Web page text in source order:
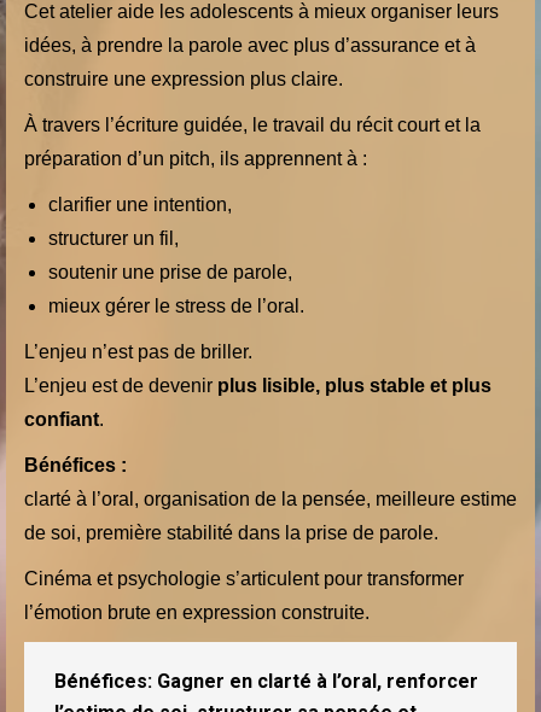
Cet atelier aide les adolescents à mieux organiser leurs
idées, à prendre la parole avec plus d’assurance et à
construire une expression plus claire.
À travers l’écriture guidée, le travail du récit court et la
préparation d’un pitch, ils apprennent à :
clarifier une intention,
structurer un fil,
soutenir une prise de parole,
mieux gérer le stress de l’oral.
L’enjeu n’est pas de briller.
L’enjeu est de devenir plus lisible, plus stable et plus
confiant.
Bénéfices :
clarté à l’oral, organisation de la pensée, meilleure estime
de soi, première stabilité dans la prise de parole.
Cinéma et psychologie s’articulent pour transformer
l’émotion brute en expression construite.
Bénéfices: Gagner en clarté à l’oral, renforcer